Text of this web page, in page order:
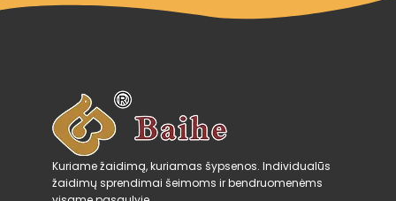
Kuriame žaidimą, kuriamas šypsenos. Individualūs
žaidimų sprendimai šeimoms ir bendruomenėms